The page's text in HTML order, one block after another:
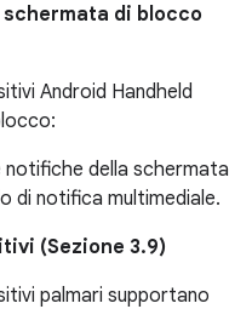
di blocco
Android Handheld
notifiche della schermata
di notifica multimediale.
(Sezione 3.9)
palmari supportano